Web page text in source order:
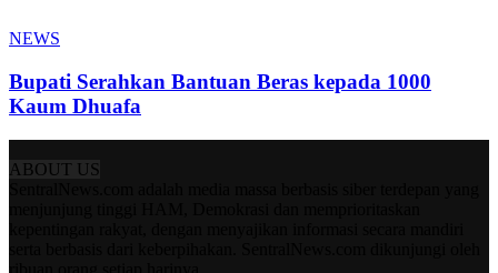
NEWS
Bupati Serahkan Bantuan Beras kepada 1000
Kaum Dhuafa
ABOUT US